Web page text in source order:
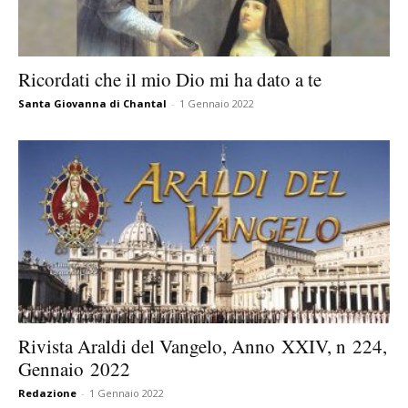
Ricordati che il mio Dio mi ha dato a te
Santa Giovanna di Chantal - 1 Gennaio 2022
Rivista Araldi del Vangelo, Anno XXIV, n 224,
Gennaio 2022
Redazione - 1 Gennaio 2022